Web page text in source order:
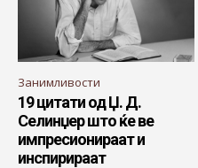
Занимливости
19 цитати од Џ. Д.
Селинџер што ќе ве
импресионираат и
инспирираат